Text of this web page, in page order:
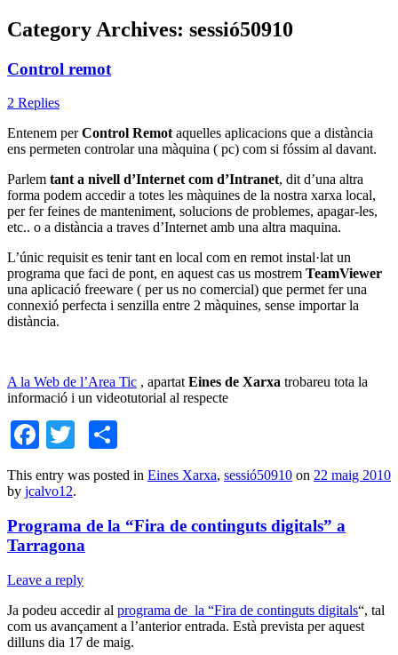
Category Archives: sessió50910
Control remot
2 Replies
Entenem per Control Remot aquelles aplicacions que a distància
ens permeten controlar una màquina ( pc) com si fóssim al davant.
Parlem tant a nivell d’Internet com d’Intranet, dit d’una altra
forma podem accedir a totes les màquines de la nostra xarxa local,
per fer feines de manteniment, solucions de problemes, apagar-les,
etc.. o a distància a traves d’Internet amb una altra maquina.
L’únic requisit es tenir tant en local com en remot instal·lat un
programa que faci de pont, en aquest cas us mostrem TeamViewer
una aplicació freeware ( per us no comercial) que permet fer una
connexió perfecta i senzilla entre 2 màquines, sense importar la
distància.
A la Web de l’Area Tic , apartat Eines de Xarxa trobareu tota la
informació i un videotutorial al respecte
Facebook
Twitter
This entry was posted in Eines Xarxa, sessió50910 on 22 maig 2010
by jcalvo12.
Programa de la “Fira de continguts digitals” a
Tarragona
Leave a reply
Ja podeu accedir al programa de la “Fira de continguts digitals“, tal
com us avançament a l’anterior entrada. Està prevista per aquest
dilluns dia 17 de maig.